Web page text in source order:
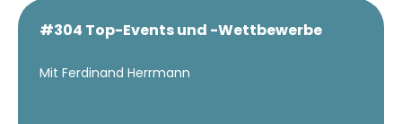
#304 Top-Events und -Wettbewerbe
Mit Ferdinand Herrmann